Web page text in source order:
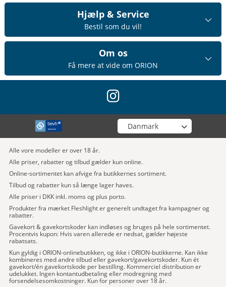
Hjælp & Service
Bestil som du vil!
Om os
Få mere at vide om ORION
instagram
Vælg din butik
Alle vore modeller er over 18 år.
Alle priser, rabatter og tilbud gælder kun online.
Online-sortimentet kan afvige fra butikkernes sortiment.
Tilbud og rabatter kun så længe lager haves.
Alle priser i DKK inkl. moms og plus porto.
Produkter fra mærket Fleshlight er generelt undtaget fra kampagner og
rabatter.
Gavekort & gavekortskoder kan indløses og bruges på hele sortimentet.
Procentvis kupon: Hvis varen allerede er nedsat, gælder højeste
rabatsats.
Kun gyldig i ORION-onlinebutikken, og ikke i ORION-butikkerne. Kan ikke
kombineres med andre tilbud eller gavekort/gavekortskoder. Kun ét
gavekort/én gavekortskode per bestilling. Kommerciel distribution er
udelukket. Ingen kontantudbetaling eller modregning med
forsendelsesomkostninger. Kun for personer over 18 år.